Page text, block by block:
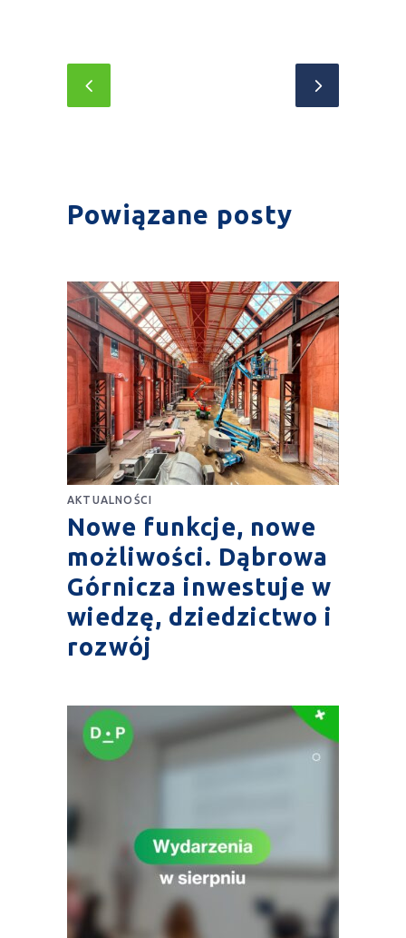
Powiązane posty
AKTUALNOŚCI
Nowe funkcje, nowe
możliwości. Dąbrowa
Górnicza inwestuje w
wiedzę, dziedzictwo i
rozwój